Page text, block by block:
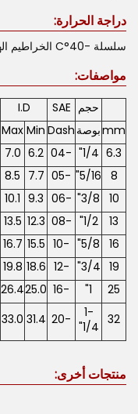
دراجة الحرارة:
سلسلة -40°C الخراطيم الهيدروليكية +121°C.
مواصفات:
حجم SAE
I.D
mmبوصة Dash
Min
Max
6.3
1/4"
-04
6.2
7.0
8
5/16"
-05
7.7
8.5
10
3/8"
-06
9.3
10.1
13
1/2"
-08
12.3
13.5
16
5/8"
-10
15.5
16.7
19
3/4"
-12
18.6
19.8
25
1"
-16
25.0
26.4
32
1-
1/4"
-20
31.4
33.0
منتجات أخرى: